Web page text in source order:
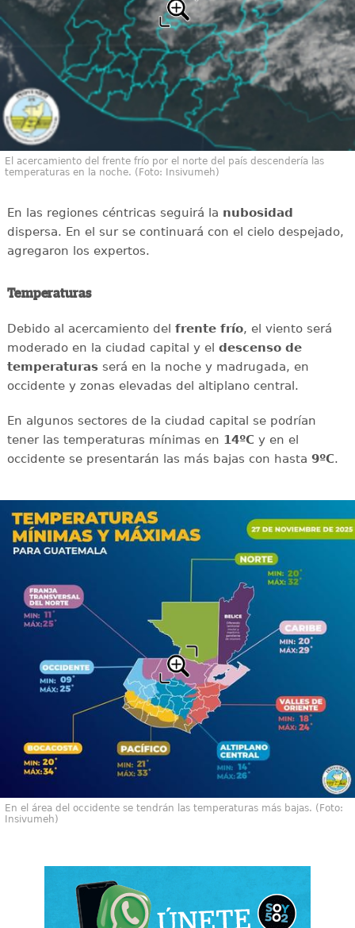
El acercamiento del frente frío por el norte del país descendería las
temperaturas en la noche. (Foto: Insivumeh)
En las regiones céntricas seguirá la nubosidad
dispersa. En el sur se continuará con el cielo despejado,
agregaron los expertos.
Temperaturas
Debido al acercamiento del frente frío, el viento será
moderado en la ciudad capital y el descenso de
temperaturasserá en la noche y madrugada, en
occidente y zonas elevadas del altiplano central.
En algunos sectores de la ciudad capital se podrían
tener las temperaturas mínimas en 14ºC y en el
occidente se presentarán las más bajas con hasta 9ºC.
En el área del occidente se tendrán las temperaturas más bajas. (Foto:
Insivumeh)